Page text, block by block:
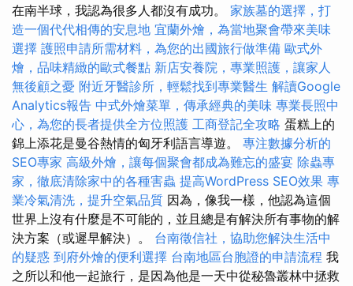
在南半球，我認為很多人都沒有成功。 家族墓的選擇，打
造一個代代相傳的安息地 宜蘭外燴，為當地聚會帶來美味
選擇 護照申請所需材料，為您的出國旅行做準備 歐式外
燴，品味精緻的歐式餐點 新店安養院，專業照護，讓家人
無後顧之憂 附近牙醫診所，輕鬆找到專業醫生 解讀Google
Analytics報告 中式外燴菜單，傳承經典的美味 專業長照中
心，為您的長者提供全方位照護 工商登記全攻略 蛋糕上的
錦上添花是曼谷熱情的匈牙利語言導遊。 專注數據分析的
SEO專家 高級外燴，讓每個聚會都成為難忘的盛宴 除蟲專
家，徹底清除家中的各種害蟲 提高WordPress SEO效果 專
業冷氣清洗，提升空氣品質 因為，像我一樣，他認為這個
世界上沒有什麼是不可能的，並且總是有解決所有事物的解
決方案（或遲早解決）。 台南徵信社，協助您解決生活中
的疑惑 到府外燴的便利選擇 台南地區台胞證的申請流程 我
之所以和他一起旅行，是因為他是一天中從秘魯叢林中拯救